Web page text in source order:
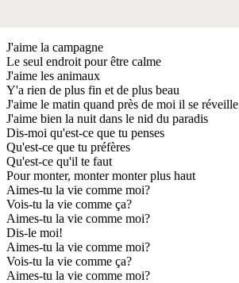
J'aime la campagne
Le seul endroit pour être calme
J'aime les animaux
Y'a rien de plus fin et de plus beau
J'aime le matin quand près de moi il se réveille
J'aime bien la nuit dans le nid du paradis
Dis-moi qu'est-ce que tu penses
Qu'est-ce que tu préfères
Qu'est-ce qu'il te faut
Pour monter, monter monter plus haut
Aimes-tu la vie comme moi?
Vois-tu la vie comme ça?
Aimes-tu la vie comme moi?
Dis-le moi!
Aimes-tu la vie comme moi?
Vois-tu la vie comme ça?
Aimes-tu la vie comme moi?